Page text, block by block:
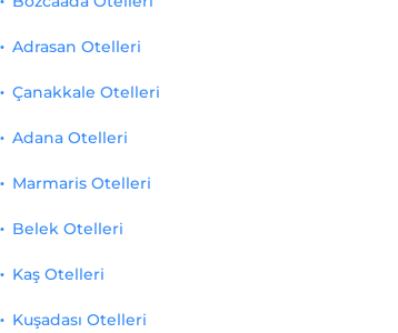
Adrasan Otelleri
Çanakkale Otelleri
Adana Otelleri
Marmaris Otelleri
Belek Otelleri
Kaş Otelleri
Kuşadası Otelleri